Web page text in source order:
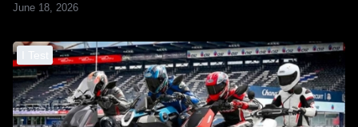
June 18, 2026
I Test